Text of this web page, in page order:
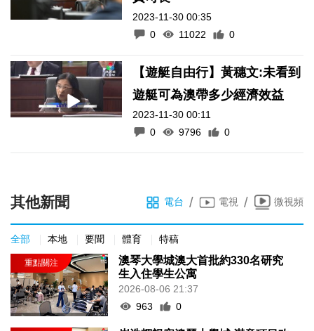
2023-11-30 00:35
0
11022 0
【遊艇自由行】黃穗文:未看到
遊艇可為澳帶多少經濟效益
2023-11-30 00:11
0
9796 0
其他新聞 電台 / 電視 / 微視頻
全部 本地 要聞 體育 特稿
澳琴大學城澳大首批約330名研究
生入住學生公寓
2026-08-06 21:37
963
0